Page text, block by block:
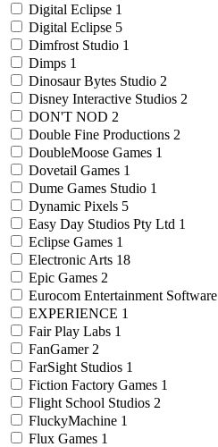
Digital Eclipse 1
Digital Eclipse 5
Dimfrost Studio 1
Dimps 1
Dinosaur Bytes Studio 2
Disney Interactive Studios 2
DON'T NOD 2
Double Fine Productions 2
DoubleMoose Games 1
Dovetail Games 1
Dume Games Studio 1
Dynamic Pixels 5
Easy Day Studios Pty Ltd 1
Eclipse Games 1
Electronic Arts 18
Epic Games 2
Eurocom Entertainment Software
EXPERIENCE 1
Fair Play Labs 1
FanGamer 2
FarSight Studios 1
Fiction Factory Games 1
Flight School Studios 2
FluckyMachine 1
Flux Games 1